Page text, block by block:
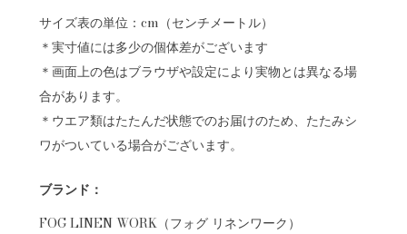
サイズ表の単位：cm（センチメートル）
＊実寸値には多少の個体差がございます
＊画面上の色はブラウザや設定により実物とは異なる場
合があります。
＊ウエア類はたたんだ状態でのお届けのため、たたみシ
ワがついている場合がございます。
ブランド：
FOG LINEN WORK（フォグ リネンワーク）